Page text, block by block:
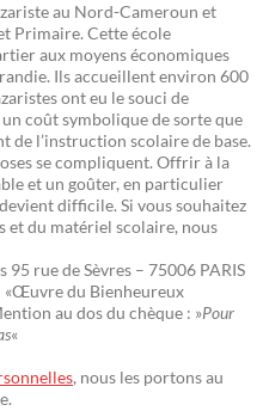
au Nord-Cameroun et
Primaire. Cette école
aux moyens économiques
Ils accueillent environ 600
ont eu le souci de
coût symbolique de sorte que
de l’instruction scolaire de base.
se compliquent. Offrir à la
et un goûter, en particulier
difficile. Si vous souhaitez
et du matériel scolaire, nous
95 rue de Sèvres – 75006 PARIS
«Œuvre du Bienheureux
au dos du chèque : »Pour
«
, nous les portons au